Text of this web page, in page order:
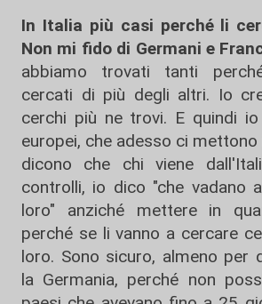
In Italia più casi perché li
Non mi fido di Germani e
abbiamo trovati tanti
cercati di più degli altri. Io
cerchi più ne trovi. E quindi
europei, che adesso ci mettono
dicono che chi viene
controlli, io dico "che vadano
loro" anziché mettere in
perché se li vanno a cercare
loro. Sono sicuro, almeno per
la Germania, perché non